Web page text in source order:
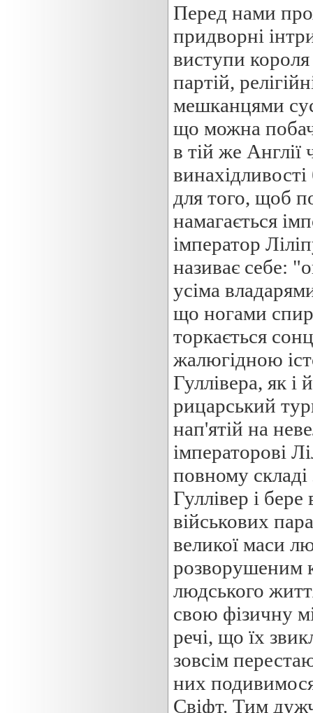
Перед нами
придворні
виступи
партій,
мешканцями
що можна
в тій же Англії
для того, щоб
намагається
імператор
називає себе:
усіма
що ногами
торкається
жалюгідною
Гуллівера, як
рицарський
нап'ятій на
імператорові
повному складі
Гуллівер і
військових
великої маси
розворушеним
людського
свою фізичну
речі, що їх
зовсім
них
Свіфт. Тим